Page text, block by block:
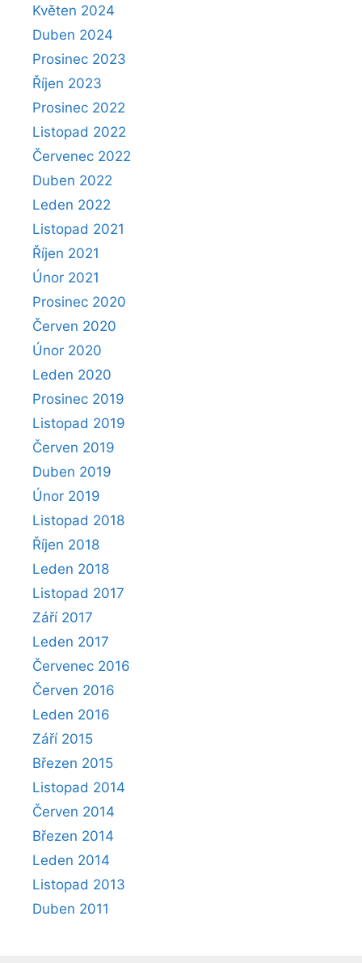
Květen 2024
Duben 2024
Prosinec 2023
Říjen 2023
Prosinec 2022
Listopad 2022
Červenec 2022
Duben 2022
Leden 2022
Listopad 2021
Říjen 2021
Únor 2021
Prosinec 2020
Červen 2020
Únor 2020
Leden 2020
Prosinec 2019
Listopad 2019
Červen 2019
Duben 2019
Únor 2019
Listopad 2018
Říjen 2018
Leden 2018
Listopad 2017
Září 2017
Leden 2017
Červenec 2016
Červen 2016
Leden 2016
Září 2015
Březen 2015
Listopad 2014
Červen 2014
Březen 2014
Leden 2014
Listopad 2013
Duben 2011